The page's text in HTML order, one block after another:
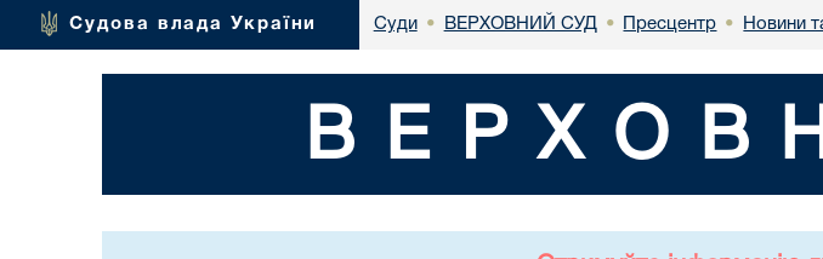
Судова влада України Суди • ВЕРХОВНИЙ СУД • Пресцентр • Новини